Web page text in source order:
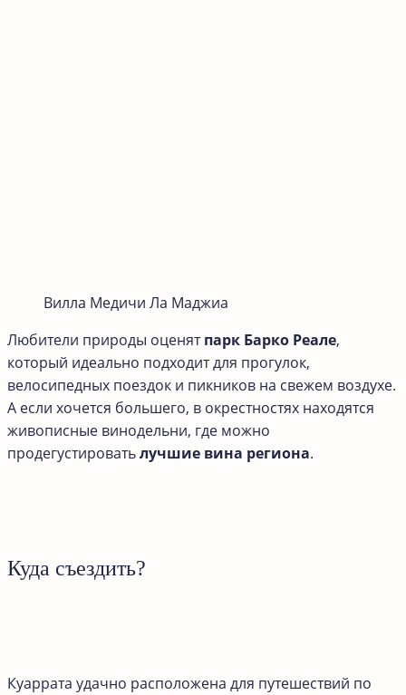
Вилла Медичи Ла Маджиа
Любители природы оценятпарк Барко Реале,
который идеально подходит для прогулок,
велосипедных поездок и пикников на свежем воздухе.
А если хочется большего, в окрестностях находятся
живописные винодельни, где можно
продегустироватьлучшие вина региона.
Куда съездить?
Куаррата удачно расположена для путешествий по